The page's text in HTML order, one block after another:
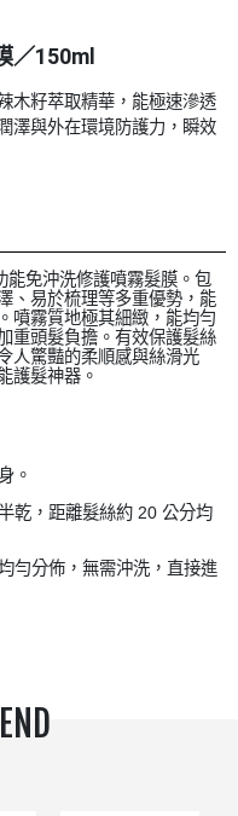
／150ml
木籽萃取精華，能極速滲透
澤與外在環境防護力，瞬效
能免沖洗修護噴霧髮膜 。包
、易於梳理等多重優勢，能
噴霧質地極其細緻，能均勻
重頭髮負擔。有效保護髮絲
人驚豔的柔順感與絲滑光
護髮神器。
。
乾，距離髮絲約 20 公分均
勻分佈，無需沖洗，直接進